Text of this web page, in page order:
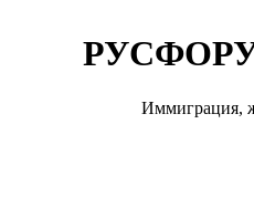
Иммиграция,